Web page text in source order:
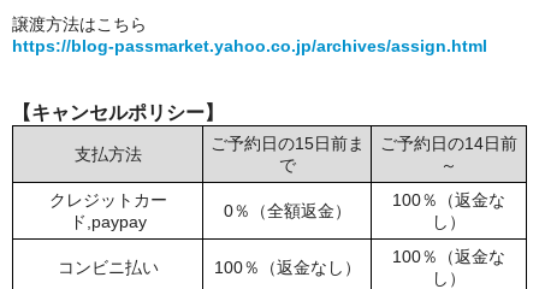
譲渡方法はこちら
https://blog-passmarket.yahoo.co.jp/archives/assign.html
【キャンセルポリシー】
支払方法
ご予約日の15日前ま
で
ご予約日の14日前
～
クレジットカー
ド,paypay
0％（全額返金）
100％（返金な
し）
コンビニ払い 100％（返金なし）
100％（返金な
し）